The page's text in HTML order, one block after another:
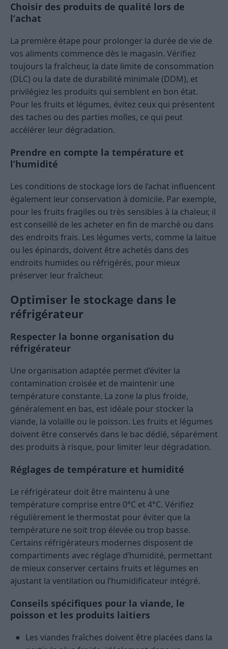
Choisir des produits de qualité lors de
l’achat
La première étape pour prolonger la durée de vie de
vos aliments commence dès le magasin. Vérifiez
toujours la fraîcheur, la date limite de consommation
(DLC) ou la date de durabilité minimale (DDM), et
privilégiez les produits qui semblent en bon état.
Pour les fruits et légumes, évitez ceux qui présentent
des taches ou des parties molles, ce qui peut
accélérer leur dégradation.
Prendre en compte la température et
l’humidité
Les conditions de stockage lors de l’achat influencent
également leur conservation à domicile. Par exemple,
pour les fruits fragiles ou très sensibles à la chaleur, il
est conseillé de les acheter en fin de marché ou dans
des endroits frais. Les légumes verts, comme la laitue
ou les épinards, doivent être achetés dans des
endroits humides ou réfrigérés, pour mieux
préserver leur fraîcheur.
Optimiser le stockage dans le
réfrigérateur
Respecter la bonne organisation du
réfrigérateur
Une organisation adaptée permet d’éviter la
contamination croisée et de maintenir une
température constante. La zone la plus froide,
généralement en bas, est idéale pour stocker la
viande, la volaille ou le poisson. Les fruits et légumes
doivent être conservés dans le bac dédié, séparément
des produits à risque, pour limiter leur dégradation.
Réglages de température et humidité
Le réfrigérateur doit être maintenu à une
température comprise entre 0°C et 4°C. Vérifiez
régulièrement le thermostat pour éviter que la
température ne soit trop élevée ou trop basse.
Certains réfrigérateurs modernes disposent de
compartiments avec réglage d’humidité, permettant
de mieux conserver certains fruits et légumes en
ajustant la ventilation ou l’humidificateur intégré.
Conseils spécifiques pour la viande, le
poisson et les produits laitiers
Les viandes fraîches doivent être placées dans la